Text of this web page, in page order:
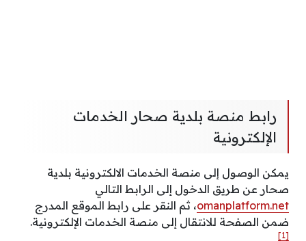
رابط منصة بلدية صحار الخدمات
الإلكترونية
يمكن الوصول إلى منصة الخدمات الالكترونية بلدية
صحار عن طريق الدخول إلى الرابط التالي
omanplatform.net، ثم النقر على رابط الموقع المدرج
ضمن الصفحة للانتقال إلى منصة الخدمات الإلكترونية.
[1]